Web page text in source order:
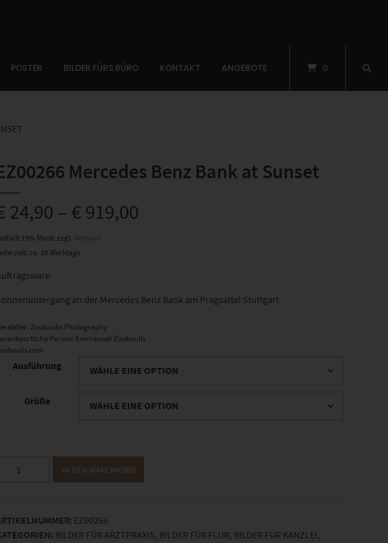
POSTER BILDER FÜRS BÜRO KONTAKT ANGEBOTE 0
Mercedes Benz Bank at Sunset
24,90 – €919,00
19% Mwst. zzgl. Versand
ca. 10 Werktage
an der Mercedes Benz Bank am Pragsattel Stuttgart
Zouboulis Photography
Person: Emmanuel Zouboulis
Ausführung
Größe
IN DEN WARENKORB
EZ00266
BILDER FÜR ARZTPRAXIS, BILDER FÜR FLUR, BILDER FÜR KANZLEI,